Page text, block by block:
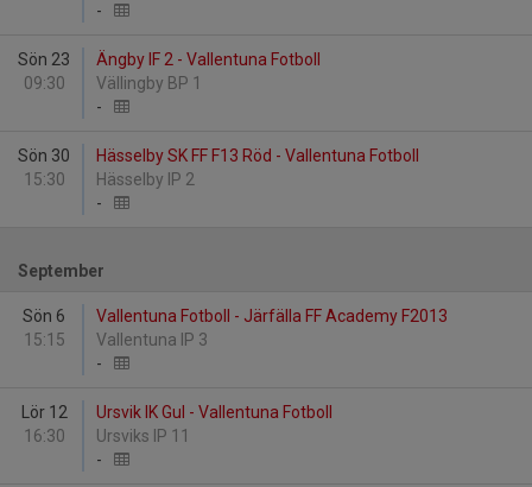
-
Sön 23
09:30
Ängby IF 2 - Vallentuna Fotboll
Vällingby BP 1
-
Sön 30
15:30
Hässelby SK FF F13 Röd - Vallentuna Fotboll
Hässelby IP 2
-
September
Sön 6
15:15
Vallentuna Fotboll - Järfälla FF Academy F2013
Vallentuna IP 3
-
Lör 12
16:30
Ursvik IK Gul - Vallentuna Fotboll
Ursviks IP 11
-